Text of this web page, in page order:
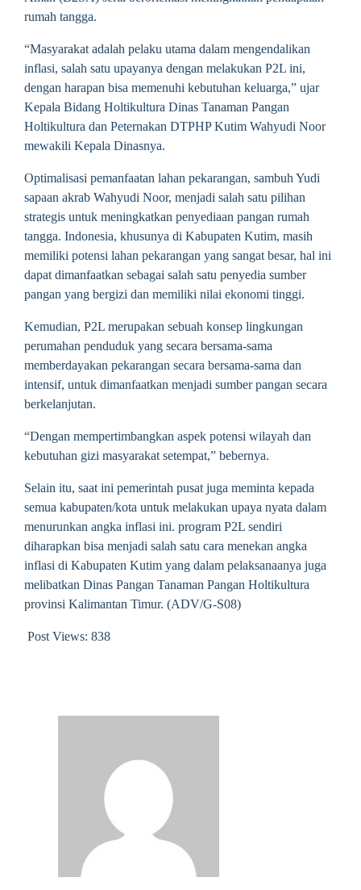
rumah tangga.
“Masyarakat adalah pelaku utama dalam mengendalikan
inflasi, salah satu upayanya dengan melakukan P2L ini,
dengan harapan bisa memenuhi kebutuhan keluarga,” ujar
Kepala Bidang Holtikultura Dinas Tanaman Pangan
Holtikultura dan Peternakan DTPHP Kutim Wahyudi Noor
mewakili Kepala Dinasnya.
Optimalisasi pemanfaatan lahan pekarangan, sambuh Yudi
sapaan akrab Wahyudi Noor, menjadi salah satu pilihan
strategis untuk meningkatkan penyediaan pangan rumah
tangga. Indonesia, khusunya di Kabupaten Kutim, masih
memiliki potensi lahan pekarangan yang sangat besar, hal ini
dapat dimanfaatkan sebagai salah satu penyedia sumber
pangan yang bergizi dan memiliki nilai ekonomi tinggi.
Kemudian, P2L merupakan sebuah konsep lingkungan
perumahan penduduk yang secara bersama-sama
memberdayakan pekarangan secara bersama-sama dan
intensif, untuk dimanfaatkan menjadi sumber pangan secara
berkelanjutan.
“Dengan mempertimbangkan aspek potensi wilayah dan
kebutuhan gizi masyarakat setempat,” bebernya.
Selain itu, saat ini pemerintah pusat juga meminta kepada
semua kabupaten/kota untuk melakukan upaya nyata dalam
menurunkan angka inflasi ini. program P2L sendiri
diharapkan bisa menjadi salah satu cara menekan angka
inflasi di Kabupaten Kutim yang dalam pelaksanaanya juga
melibatkan Dinas Pangan Tanaman Pangan Holtikultura
provinsi Kalimantan Timur. (ADV/G-S08)
Post Views: 838